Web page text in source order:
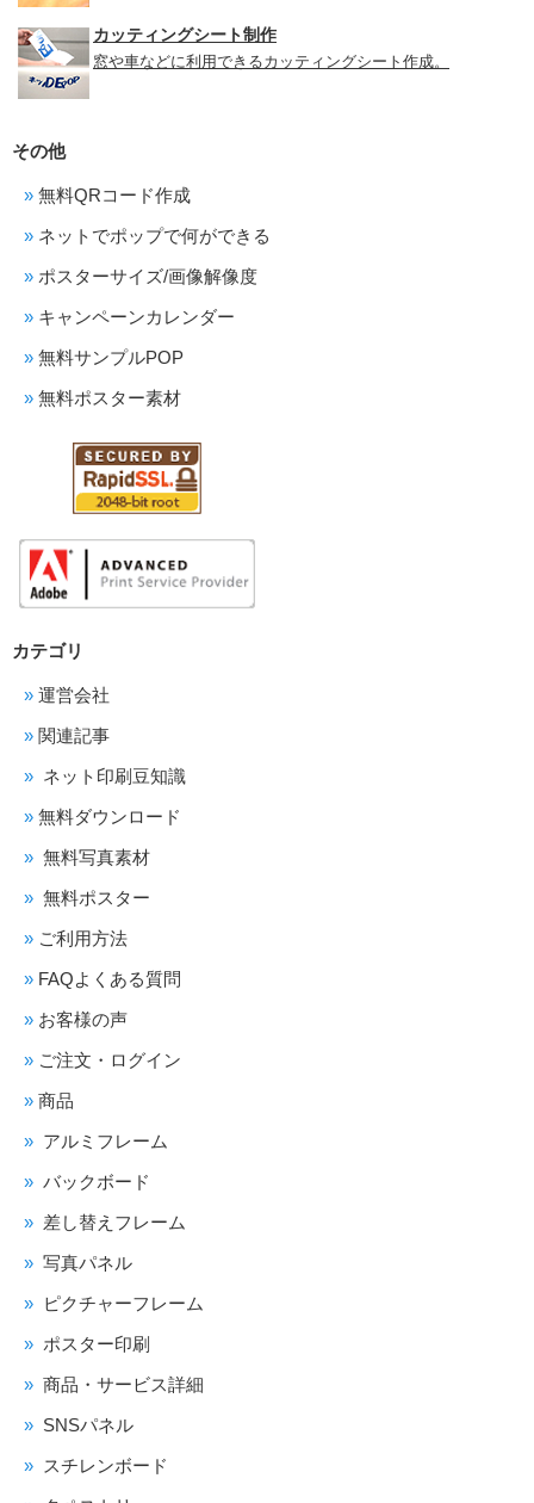
カッティングシート制作
窓や車などに利用できるカッティングシート作成。
その他
無料QRコード作成
ネットでポップで何ができる
ポスターサイズ/画像解像度
キャンペーンカレンダー
無料サンプルPOP
無料ポスター素材
カテゴリ
運営会社
関連記事
ネット印刷豆知識
無料ダウンロード
無料写真素材
無料ポスター
ご利用方法
FAQよくある質問
お客様の声
ご注文・ログイン
商品
アルミフレーム
バックボード
差し替えフレーム
写真パネル
ピクチャーフレーム
ポスター印刷
商品・サービス詳細
SNSパネル
スチレンボード